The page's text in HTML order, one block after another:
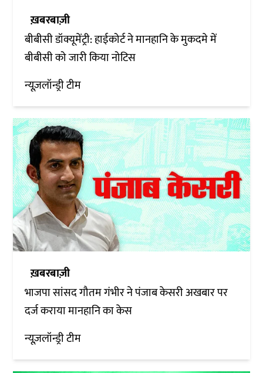
ख़बरबाज़ी
बीबीसी डॉक्यूमेंट्री: हाईकोर्ट ने मानहानि के मुकदमे में
बीबीसी को जारी किया नोटिस
न्यूज़लॉन्ड्री टीम
ख़बरबाज़ी
भाजपा सांसद गौतम गंभीर ने पंजाब केसरी अखबार पर
दर्ज कराया मानहानि का केस
न्यूज़लॉन्ड्री टीम